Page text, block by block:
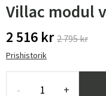
Villac modul
2 516 kr 2 795 kr
Prishistorik
- +